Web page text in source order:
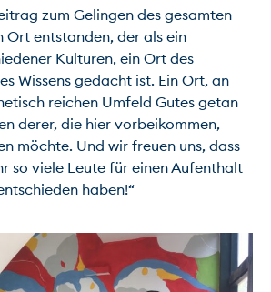
zum Gelingen des gesamten
Ort entstanden, der als ein
Kulturen, ein Ort des
Wissens gedacht ist. Ein Ort, an
reichen Umfeld Gutes getan
derer, die hier vorbeikommen,
möchte. Und wir freuen uns, dass
so viele Leute für einen Aufenthalt
haben!“